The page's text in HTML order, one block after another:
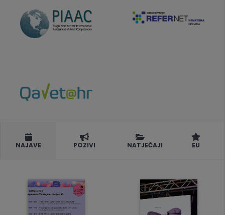
NAJAVE POZIVI NATJEČAJI EU